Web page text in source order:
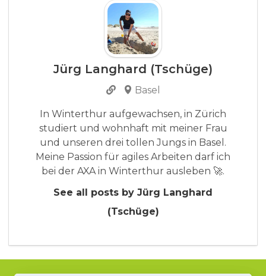
Jürg Langhard (Tschüge)
Basel
In Winterthur aufgewachsen, in Zürich
studiert und wohnhaft mit meiner Frau
und unseren drei tollen Jungs in Basel.
Meine Passion für agiles Arbeiten darf ich
bei der AXA in Winterthur ausleben 🚀.
See all posts by Jürg Langhard
(Tschüge)